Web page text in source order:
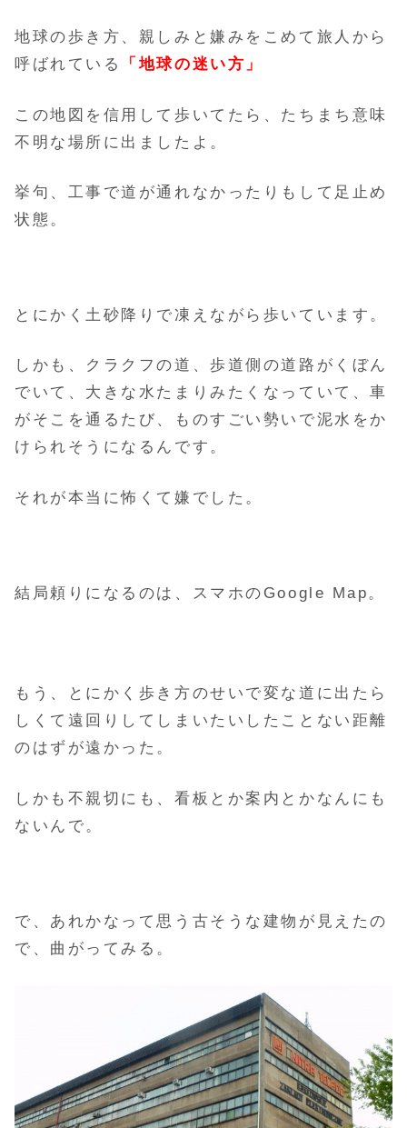
地球の歩き方、親しみと嫌みをこめて旅人から
呼ばれている
「地球の迷い方」
この地図を信用して歩いてたら、たちまち意味
不明な場所に出ましたよ。
挙句、工事で道が通れなかったりもして足止め
状態。
とにかく土砂降りで凍えながら歩いています。
しかも、クラクフの道、歩道側の道路がくぼん
でいて、大きな水たまりみたくなっていて、車
がそこを通るたび、ものすごい勢いで泥水をか
けられそうになるんです。
それが本当に怖くて嫌でした。
結局頼りになるのは、スマホのGoogle Map。
もう、とにかく歩き方のせいで変な道に出たら
しくて遠回りしてしまいたいしたことない距離
のはずが遠かった。
しかも不親切にも、看板とか案内とかなんにも
ないんで。
で、あれかなって思う古そうな建物が見えたの
で、曲がってみる。